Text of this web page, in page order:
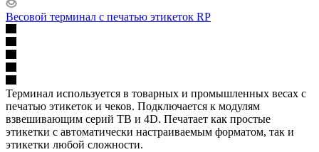
Весовой терминал с печатью этикеток RP
Терминал используется в товарных и промышленных весах с
печатью этикеток и чеков. Подключается к модулям
взвешивающим серий TB и 4D. Печатает как простые
этикетки с автоматически настраиваемым форматом, так и
этикетки любой сложности.